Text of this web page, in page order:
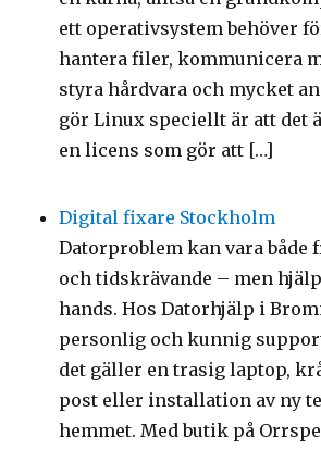
ett operativsystem behöver
hantera filer, kommunicera
styra hårdvara och mycket
gör Linux speciellt är att det
en licens som gör att […]
Digital fixare Stockholm
Datorproblem kan vara både
och tidskrävande – men
hands. Hos Datorhjälp i
personlig och kunnig
det gäller en trasig laptop,
post eller installation av ny
hemmet. Med butik på